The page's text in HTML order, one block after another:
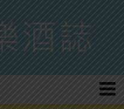
稅！烈酒產業再次迎來重磅利多